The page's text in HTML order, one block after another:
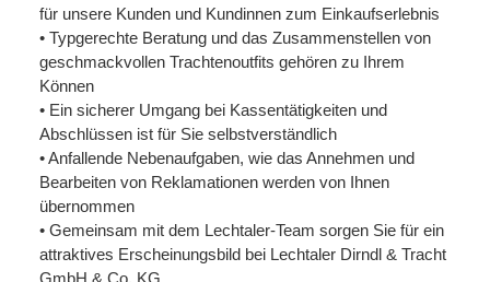
für unsere Kunden und Kundinnen zum Einkaufserlebnis
• Typgerechte Beratung und das Zusammenstellen von
geschmackvollen Trachtenoutfits gehören zu Ihrem
Können
• Ein sicherer Umgang bei Kassentätigkeiten und
Abschlüssen ist für Sie selbstverständlich
• Anfallende Nebenaufgaben, wie das Annehmen und
Bearbeiten von Reklamationen werden von Ihnen
übernommen
• Gemeinsam mit dem Lechtaler-Team sorgen Sie für ein
attraktives Erscheinungsbild bei Lechtaler Dirndl & Tracht
GmbH & Co. KG